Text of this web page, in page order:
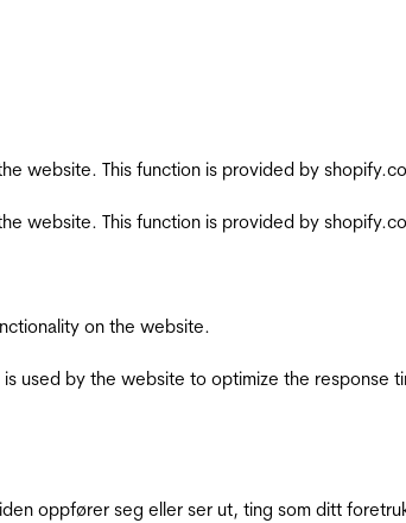
website. This function is provided by
website. This function is provided by
on the website.
used by the website to optimize the response
oppfører seg eller ser ut, ting som ditt